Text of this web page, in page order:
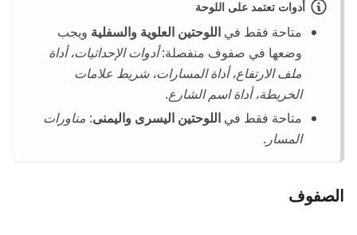
أدوات تعتمد على اللوحة
متاحة فقط في اللوحتين العلوية والسفلية ويجب
وضعها في صفوف منفصلة:أدوات الإحداثيات، أداة
ملف الارتفاع، أداة المسارات، شريط علامات
الخريطة، أداة اسم الشارع.
متاحة فقط في اللوحتين اليسرى واليمنى: مناورات
المسار .
الصفوف